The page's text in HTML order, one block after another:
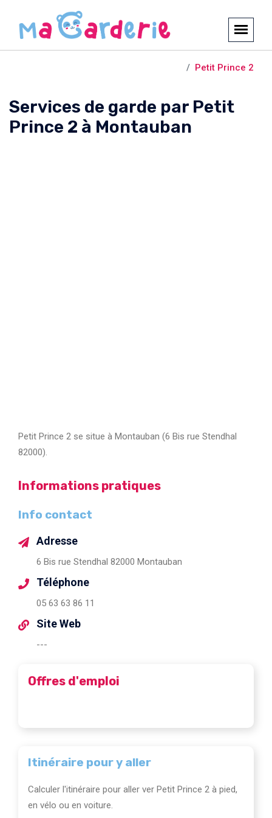
Petit Prince 2
Services de garde par Petit
Prince 2 à Montauban
Petit Prince 2 se situe à Montauban (6 Bis rue Stendhal
82000).
Informations pratiques
Info contact
Adresse
6 Bis rue Stendhal 82000 Montauban
Téléphone
05 63 63 86 11
Site Web
---
Offres d'emploi
Itinéraire pour y aller
Calculer l'itinéraire pour aller ver Petit Prince 2 à pied,
en vélo ou en voiture.